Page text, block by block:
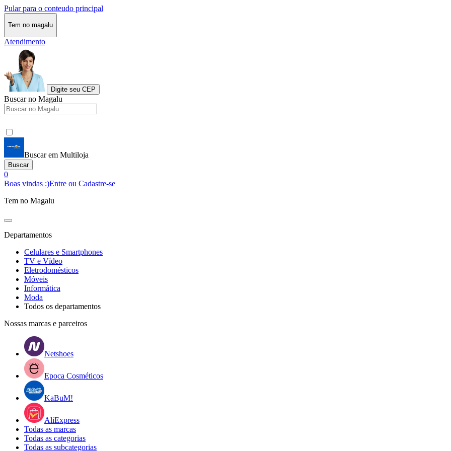
Pular para o conteudo principal
Tem no magalu
Atendimento
Digite seu CEP
Buscar no Magalu
Buscar em Multiloja
Buscar
0
Boas vindas :)Entre ou Cadastre-se
Tem no Magalu
Departamentos
Celulares e Smartphones
TV e Vídeo
Eletrodomésticos
Móveis
Informática
Moda
Todos os departamentos
Nossas marcas e parceiros
Netshoes
Epoca Cosméticos
KaBuM!
AliExpress
Todas as marcas
Todas as categorias
Todas as subcategorias